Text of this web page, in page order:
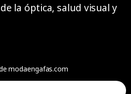
de la óptica, salud visual y
modaengafas.com